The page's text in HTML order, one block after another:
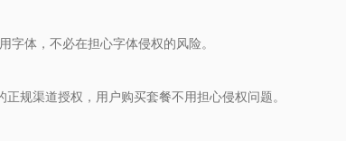
体，不必在担心字体侵权的风险。
规渠道授权，用户购买套餐不用担心侵权问题。